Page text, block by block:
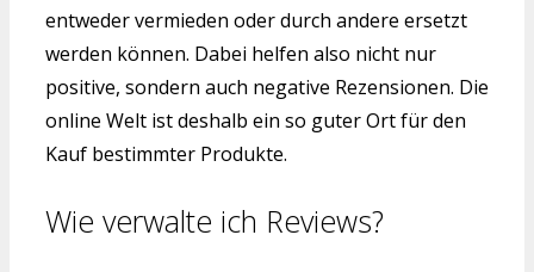
entweder vermieden oder durch andere ersetzt
werden können. Dabei helfen also nicht nur
positive, sondern auch negative Rezensionen. Die
online Welt ist deshalb ein so guter Ort für den
Kauf bestimmter Produkte.
Wie verwalte ich Reviews?